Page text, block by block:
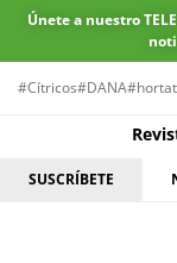
Únete a nuestro
#Cítricos#DANA
SUSCRÍBETE